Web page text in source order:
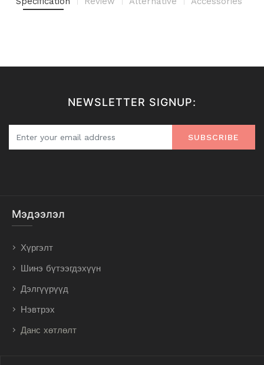
NEWSLETTER SIGNUP:
SUBSCRIBE
Мэдээлэл
Хүргэлт
Шинэ бүтээгдэхүүн
Дэлгүүрүүд
Нэвтрэх
Данс хөтлөлт